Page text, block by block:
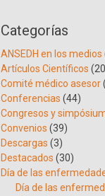
Categorías
ANSEDH en los medios
Artículos Científicos
Comité médico asesor
Conferencias (44)
Congresos y
Convenios (39)
Descargas (3)
Destacados (30)
Día de las
Día de las